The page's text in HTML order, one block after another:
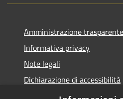
Amministrazione trasparente
Informativa privacy
Note legali
Dichiarazione di accessibilità
Piano di miglioramento del